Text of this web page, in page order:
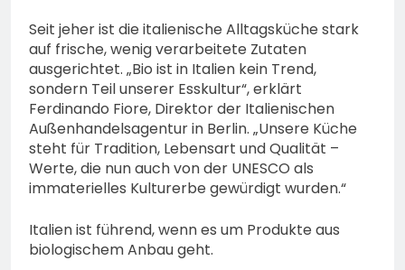
Seit jeher ist die italienische Alltagsküche stark
auf frische, wenig verarbeitete Zutaten
ausgerichtet. „Bio ist in Italien kein Trend,
sondern Teil unserer Esskultur“, erklärt
Ferdinando Fiore, Direktor der Italienischen
Außenhandelsagentur in Berlin. „Unsere Küche
steht für Tradition, Lebensart und Qualität –
Werte, die nun auch von der UNESCO als
immaterielles Kulturerbe gewürdigt wurden.“
Italien ist führend, wenn es um Produkte aus
biologischem Anbau geht.